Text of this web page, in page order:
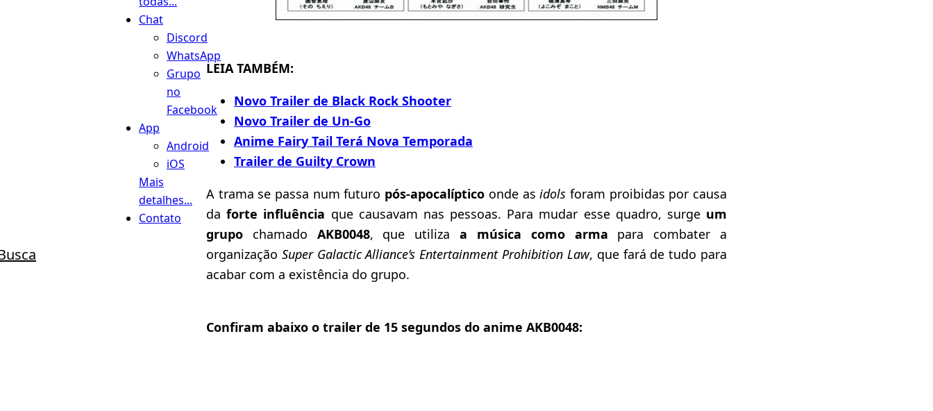
Chat
Discord
WhatsApp
Grupo
no
Facebook
App
Android
iOS
Mais
detalhes...
Contato
LEIA TAMBÉM:
Novo Trailer de Black Rock Shooter
Novo Trailer de Un-Go
Anime Fairy Tail Terá Nova Temporada
Trailer de Guilty Crown
A trama se passa num futuro pós-apocalíptico onde asidols foram proibidas por causa
daforte influência que causavam nas pessoas. Para mudar esse quadro, surge um
grupo chamado AKB0048, que utilizaa música como arma para combater a
organização Super Galactic Alliance’s Entertainment Prohibition Law, que fará de tudo para
acabar com a existência do grupo.
Confiram abaixo o trailer de 15 segundos do anime AKB0048: